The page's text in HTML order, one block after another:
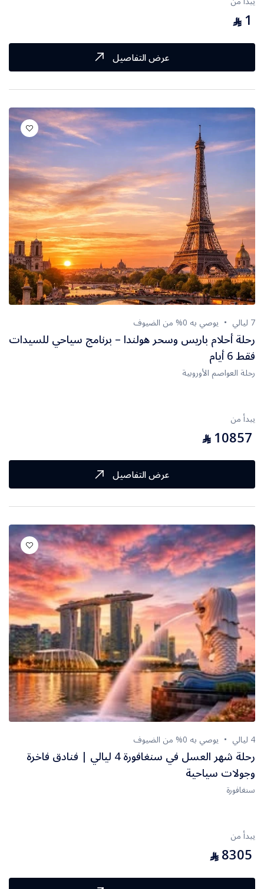
القاهره
الغردقه
شرم الشيخ
البوسنة والهرسك
روسيا
1
⃁
عرض التفاصيل
7 ليالي يوصي به 0% من الضيوف
رحلة أحلام باريس وسحر هولندا – برنامج سياحي للسيدات
فقط 6 أيام
رحلة العواصم الأوروبية
يبدأ من
10857
⃁
عرض التفاصيل
4 ليالي يوصي به 0% من الضيوف
رحلة شهر العسل في سنغافورة 4 ليالي | فنادق فاخرة
وجولات سياحية
سنغافورة
يبدأ من
8305
⃁